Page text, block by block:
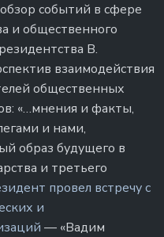
событий в сфере
и общественного
В.
взаимодействия
общественных
«…мнения и факты,
и нами,
образ будущего в
и третьего
провел встречу с
и
— «Вадим